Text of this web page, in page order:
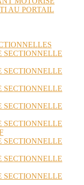
AU PORTAIL
SECTIONNELLE
SECTIONNELLE
SECTIONNELLE
SECTIONNELLE
SECTIONNELLE
SECTIONNELLE
SECTIONNELLE
SECTIONNELLE